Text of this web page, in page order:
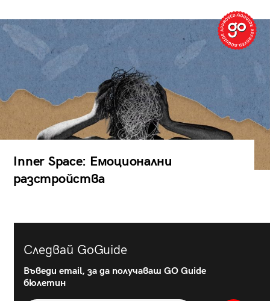
Inner Space: Емоционални
разстройства
Следвай GoGuide
Въведи email, за да получаваш GO Guide
бюлетин